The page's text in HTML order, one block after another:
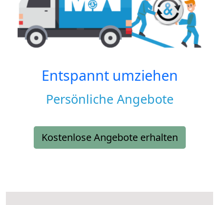
Entspannt umziehen
Persönliche Angebote
Kostenlose Angebote erhalten